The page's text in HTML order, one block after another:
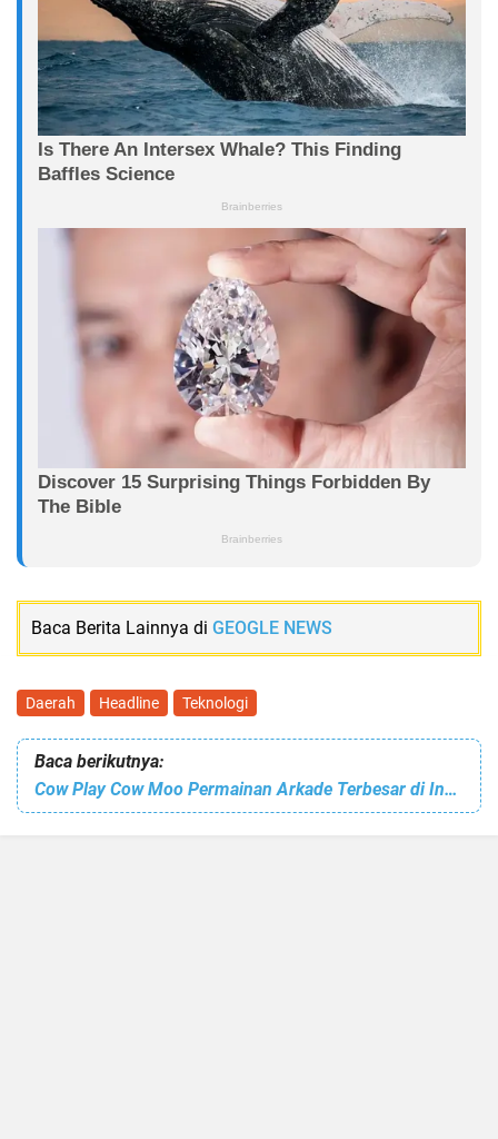
Baca Berita Lainnya di GEOGLE NEWS
Daerah Headline Teknologi
Baca berikutnya:
Cow Play Cow Moo Permainan Arkade Terbesar di Indonesia Kini Hadir di Pluit Village Mall Jakarta